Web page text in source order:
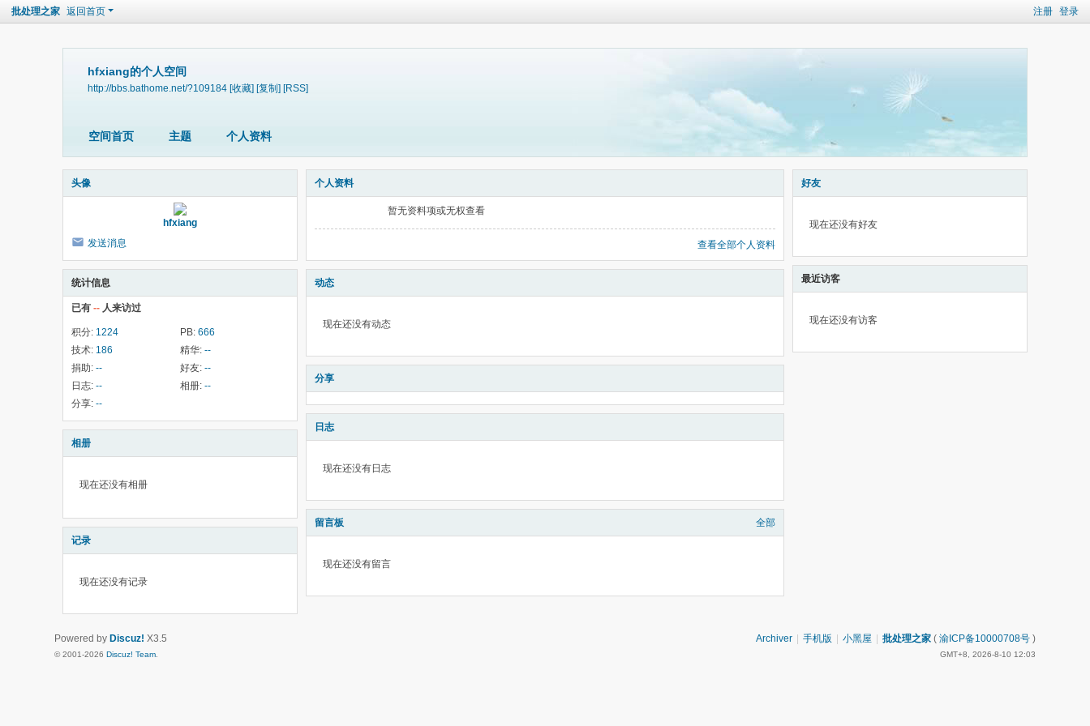
注册 登录
批处理之家 返回首页
hfxiang的个人空间
http://bbs.bathome.net/?109184 [收藏] [复制] [RSS]
空间首页 主题 个人资料
头像
hfxiang
发送消息
统计信息
已有 -- 人来访过
积分: 1224 PB: 666
技术: 186 精华: --
捐助: -- 好友: --
日志: -- 相册: --
分享: --
相册
现在还没有相册
记录
现在还没有记录
个人资料
暂无资料项或无权查看
查看全部个人资料
动态
现在还没有动态
分享
日志
现在还没有日志
留言板 全部
现在还没有留言
好友
现在还没有好友
最近访客
现在还没有访客
Archiver 手机版 小黑屋 批处理之家 ( 渝ICP备10000708号 )
GMT+8, 2026-8-10 12:03
Powered by Discuz! X3.5
© 2001-2026 Discuz! Team